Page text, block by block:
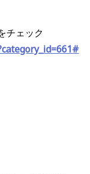
チェック